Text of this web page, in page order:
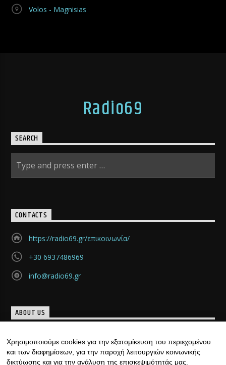
Volos - Magnisias
Radio69
SEARCH
CONTACTS
https://radio69.gr/επικοινωνία/
+30 6937486969
info@radio69.gr
ABOUT US
«γεννήθηκε», με υπογραφή… ιδιαίτερη. Κάθε μέρα, ......
Discover more
Χρησιμοποιούμε cookies για την εξατομίκευση του περιεχομένου
και των διαφημίσεων, για την παροχή λειτουργιών κοινωνικής
δικτύωσης και για την ανάλυση της επισκεψιμότητάς μας.